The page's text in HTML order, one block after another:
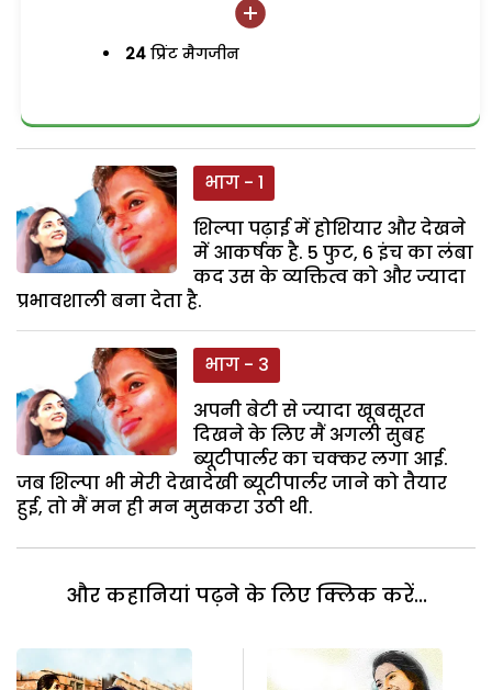
24 प्रिंट मैगजीन
भाग - 1
शिल्पा पढ़ाई में होशियार और देखने
में आकर्षक है. 5 फुट, 6 इंच का लंबा
कद उस के व्यक्तित्व को और ज्यादा
प्रभावशाली बना देता है.
भाग - 3
अपनी बेटी से ज्यादा खूबसूरत
दिखने के लिए मैं अगली सुबह
ब्यूटीपार्लर का चक्कर लगा आई.
जब शिल्पा भी मेरी देखादेखी ब्यूटीपार्लर जाने को तैयार
हुई, तो मैं मन ही मन मुसकरा उठी थी.
और कहानियां पढ़ने के लिए क्लिक करें...